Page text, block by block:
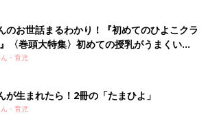
のお世話まるわかり！『初めてのひよこクラ
〈巻頭大特集〉初めての授乳がうまくい
ぱい・ミルクの基本と夏のトラブル 解決テ
・育児
が生まれたら！2冊の「たまひよ」
・育児